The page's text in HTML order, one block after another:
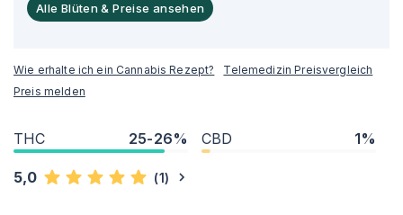
Alle Blüten & Preise ansehen
Wie erhalte ich ein Cannabis Rezept?
Telemedizin Preisvergleich
Preis melden
THC 25-26% CBD 1%
5,0 (1)